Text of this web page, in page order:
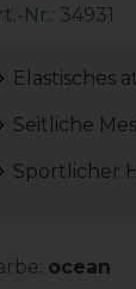
Nr.: 34931
Elastisches
Seitliche
Sportlicher
ocean